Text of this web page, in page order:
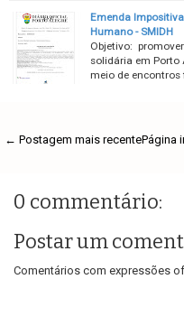
Emenda
Humano - SMIDH
Objetivo:
solidária em Porto
meio de encontros
← Postagem mais recentePágina
0 commentário:
Postar um
Comentários com expressões